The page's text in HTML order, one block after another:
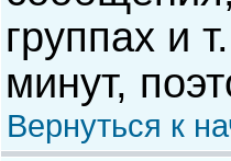
группах и
минут,
Вернуться к